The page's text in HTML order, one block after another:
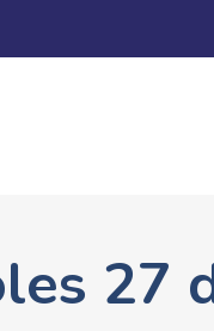
27